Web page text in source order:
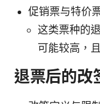
促销票与特价
这类票种的
可能较高，
退票后的改